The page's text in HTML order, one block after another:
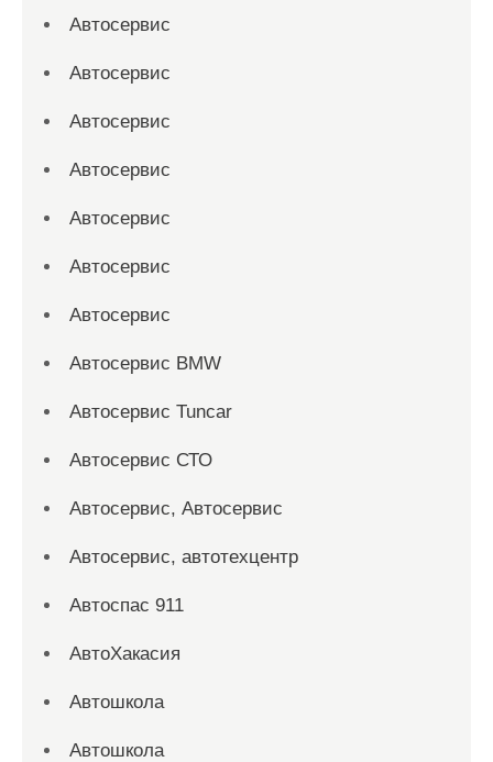
Автосервис
Автосервис
Автосервис
Автосервис
Автосервис
Автосервис
Автосервис
Автосервис BMW
Автосервис Tuncar
Автосервис СТО
Автосервис, Автосервис
Автосервис, автотехцентр
Автоспас 911
АвтоХакасия
Автошкола
Автошкола